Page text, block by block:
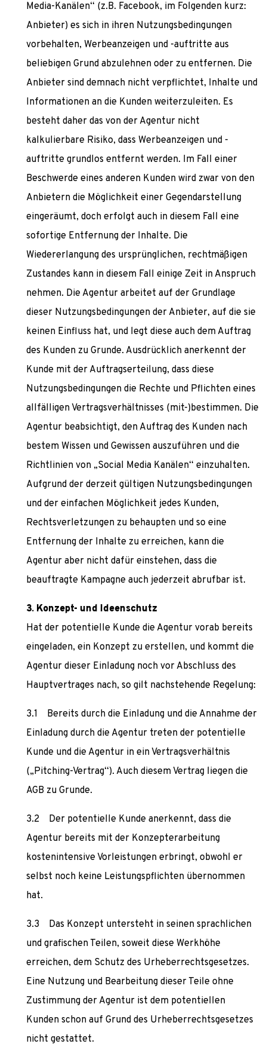
Media-Kanälen“ (z.B. Facebook, im Folgenden kurz:
Anbieter) es sich in ihren Nutzungsbedingungen
vorbehalten, Werbeanzeigen und -auftritte aus
beliebigen Grund abzulehnen oder zu entfernen. Die
Anbieter sind demnach nicht verpflichtet, Inhalte und
Informationen an die Kunden weiterzuleiten. Es
besteht daher das von der Agentur nicht
kalkulierbare Risiko, dass Werbeanzeigen und -
auftritte grundlos entfernt werden. Im Fall einer
Beschwerde eines anderen Kunden wird zwar von den
Anbietern die Möglichkeit einer Gegendarstellung
eingeräumt, doch erfolgt auch in diesem Fall eine
sofortige Entfernung der Inhalte. Die
Wiedererlangung des ursprünglichen, rechtmäßigen
Zustandes kann in diesem Fall einige Zeit in Anspruch
nehmen. Die Agentur arbeitet auf der Grundlage
dieser Nutzungsbedingungen der Anbieter, auf die sie
keinen Einfluss hat, und legt diese auch dem Auftrag
des Kunden zu Grunde. Ausdrücklich anerkennt der
Kunde mit der Auftragserteilung, dass diese
Nutzungsbedingungen die Rechte und Pflichten eines
allfälligen Vertragsverhältnisses (mit-)bestimmen. Die
Agentur beabsichtigt, den Auftrag des Kunden nach
bestem Wissen und Gewissen auszuführen und die
Richtlinien von „Social Media Kanälen“ einzuhalten.
Aufgrund der derzeit gültigen Nutzungsbedingungen
und der einfachen Möglichkeit jedes Kunden,
Rechtsverletzungen zu behaupten und so eine
Entfernung der Inhalte zu erreichen, kann die
Agentur aber nicht dafür einstehen, dass die
beauftragte Kampagne auch jederzeit abrufbar ist.
Konzept- und Ideenschutz
Hat der potentielle Kunde die Agentur vorab bereits
eingeladen, ein Konzept zu erstellen, und kommt die
Agentur dieser Einladung noch vor Abschluss des
Hauptvertrages nach, so gilt nachstehende Regelung:
Bereits durch die Einladung und die Annahme der
Einladung durch die Agentur treten der potentielle
Kunde und die Agentur in ein Vertragsverhältnis
(„Pitching-Vertrag“). Auch diesem Vertrag liegen die
AGB zu Grunde.
Der potentielle Kunde anerkennt, dass die
Agentur bereits mit der Konzepterarbeitung
kostenintensive Vorleistungen erbringt, obwohl er
selbst noch keine Leistungspflichten übernommen
hat.
Das Konzept untersteht in seinen sprachlichen
und grafischen Teilen, soweit diese Werkhöhe
erreichen, dem Schutz des Urheberrechtsgesetzes.
Eine Nutzung und Bearbeitung dieser Teile ohne
Zustimmung der Agentur ist dem potentiellen
Kunden schon auf Grund des Urheberrechtsgesetzes
nicht gestattet.